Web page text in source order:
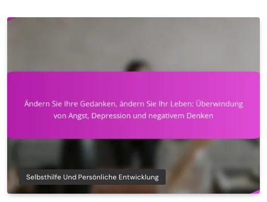
Selbsthilfe Und Persönliche Entwicklung